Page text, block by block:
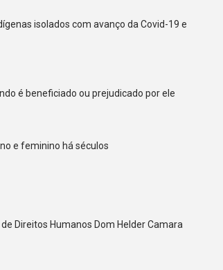
isolados com avanço da Covid-19 e
é beneficiado ou prejudicado por ele
e feminino há séculos
Direitos Humanos Dom Helder Camara